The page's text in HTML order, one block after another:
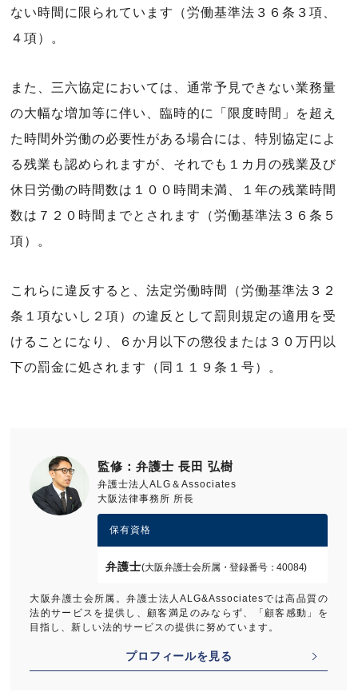
ない時間に限られています（労働基準法３６条３項、
４項）。
また、三六協定においては、通常予見できない業務量
の大幅な増加等に伴い、臨時的に「限度時間」を超え
た時間外労働の必要性がある場合には、特別協定によ
る残業も認められますが、それでも１カ月の残業及び
休日労働の時間数は１００時間未満、１年の残業時間
数は７２０時間までとされます（労働基準法３６条５
項）。
これらに違反すると、法定労働時間（労働基準法３２
条１項ないし２項）の違反として罰則規定の適用を受
けることになり、６か月以下の懲役または３０万円以
下の罰金に処されます（同１１９条１号）。
監修：弁護士 長田 弘樹
弁護士法人ALG＆Associates
大阪法律事務所 所長
保有資格
弁護士(大阪弁護士会所属・登録番号：40084)
大阪弁護士会所属。弁護士法人ALG&Associatesでは高品質の
法的サービスを提供し、顧客満足のみならず、「顧客感動」を
目指し、新しい法的サービスの提供に努めています。
プロフィールを見る